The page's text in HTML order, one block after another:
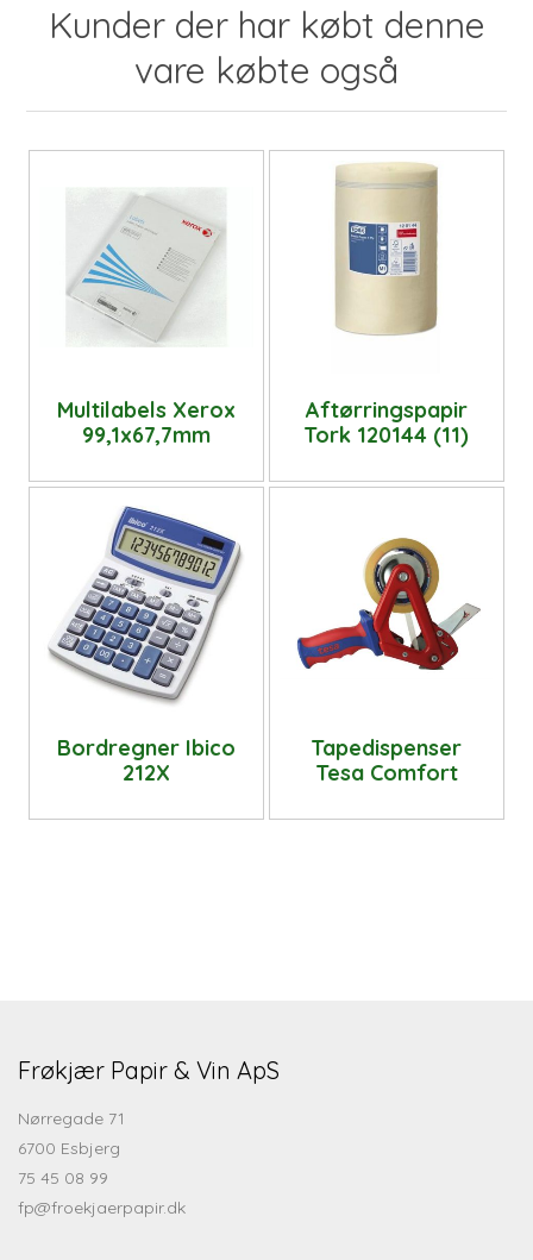
Kunder der har købt denne
vare købte også
Multilabels Xerox
99,1x67,7mm
Aftørringspapir
Tork 120144 (11)
Bordregner Ibico
212X
Tapedispenser
Tesa Comfort
Frøkjær Papir & Vin ApS
Nørregade 71
6700 Esbjerg
75 45 08 99
fp@froekjaerpapir.dk